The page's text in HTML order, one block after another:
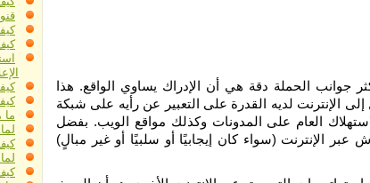
جوانب الحملة دقة هي أن الإدراك يساوي الواقع. هذا
الإنترنت لديه القدرة على التعبير عن رأيه على شبكة
العام على المدونات وكذلك مواقع الويب. بفضل
الإنترنت (سواء كان إيجابيًا أو سلبيًا أو غير مبالٍ)
ما